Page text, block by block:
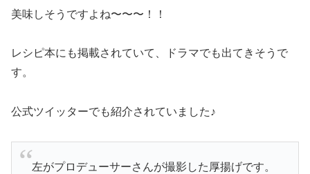
美味しそうですよね〜〜〜！！
レシピ本にも掲載されていて、ドラマでも出てきそうで
す。
公式ツイッターでも紹介されていました♪
左がプロデューサーさんが撮影した厚揚げです。